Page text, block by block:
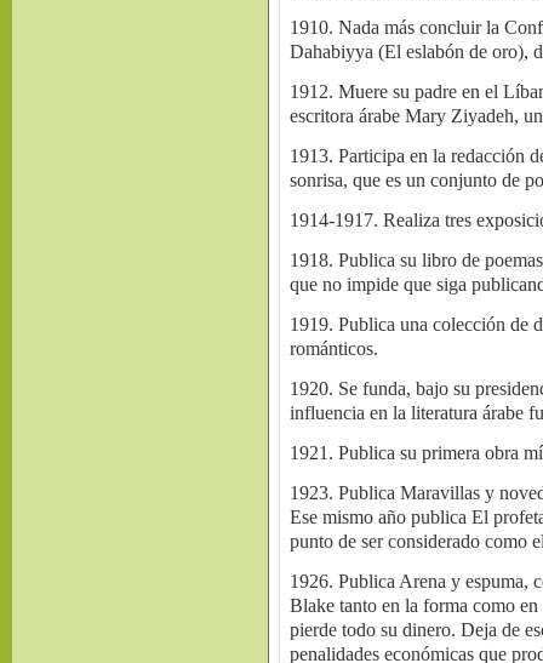
1910. Nada más concluir la
Dahabiyya (El eslabón de oro),
1912. Muere su padre en el
escritora árabe Mary Ziyadeh,
1913. Participa en la redacción
sonrisa, que es un conjunto de
1914-1917. Realiza tres
1918. Publica su libro de
que no impide que siga
1919. Publica una colección de
románticos.
1920. Se funda, bajo su
influencia en la literatura árabe
1921. Publica su primera obra
1923. Publica Maravillas y
Ese mismo año publica El
punto de ser considerado como
1926. Publica Arena y espuma,
Blake tanto en la forma como
pierde todo su dinero. Deja de
penalidades económicas que